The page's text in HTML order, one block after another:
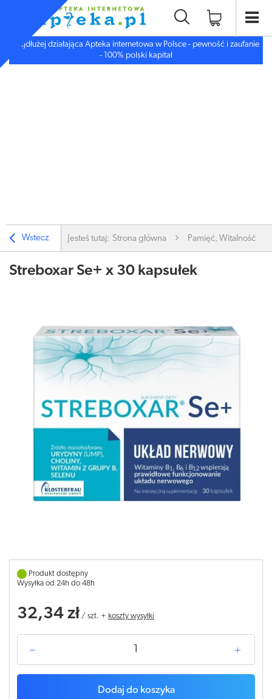
Najdłużej działająca Apteka internetowa w Polsce - pewność i zaufanie
- 100% polski kapitał
Wstecz Jesteś tutaj: Strona główna Pamięć, Witalność
Streboxar Se+ x 30 kapsułek
Produkt dostępny
Wysyłka od 24h do 48h
32,34 zł / szt. + koszty wysyłki
Dodaj do koszyka